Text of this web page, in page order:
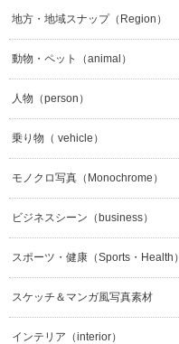
地方・地域スナップ（Region）
動物・ペット（animal）
人物（person）
乗り物（ vehicle）
モノクロ写真（Monochrome）
ビジネスシーン（business）
スポーツ・健康（Sports・Health）
スケッチ＆マンガ風写真素材
インテリア（interior）